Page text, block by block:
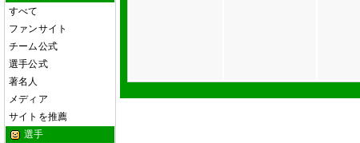
すべて
ファンサイト
チーム公式
選手公式
著名人
メディア
サイトを推薦
選手